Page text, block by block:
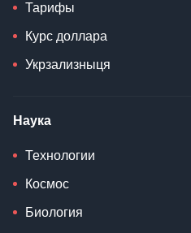
Тарифы
Курс доллара
Укрзализныця
Наука
Технологии
Космос
Биология